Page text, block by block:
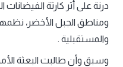
درنة على أثر كارثة الفيضانات
ومناطق الجبل الأخضر، نظمها
والمستقبلية .
وسبق وأن طالبت البعثة